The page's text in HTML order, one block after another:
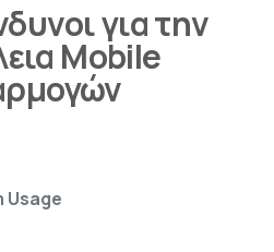
για την
Mobile
Usage